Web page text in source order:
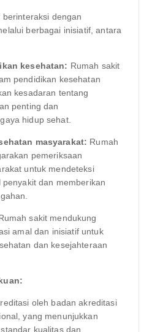
berinteraksi dengan
berbagai inisiatif, antara
kesehatan: Rumah sakit
pendidikan kesehatan
kesadaran tentang
penting dan
hidup sehat.
masyarakat: Rumah
pemeriksaan
untuk mendeteksi
dan memberikan
sakit mendukung
amal dan inisiatif untuk
dan kesejahteraan
oleh badan akreditasi
yang menunjukkan
kualitas dan